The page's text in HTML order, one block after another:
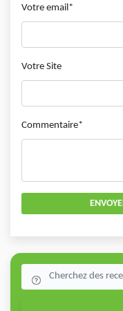
Votre email*
Votre Site
Commentaire*